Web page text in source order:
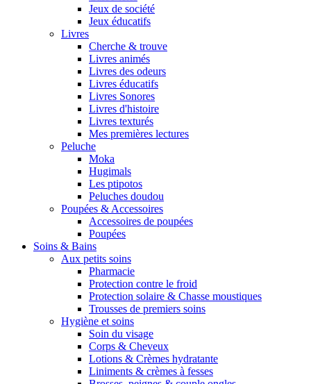
Jeux de société
Jeux éducatifs
Livres
Cherche & trouve
Livres animés
Livres des odeurs
Livres éducatifs
Livres Sonores
Livres d'histoire
Livres texturés
Mes premières lectures
Peluche
Moka
Hugimals
Les ptipotos
Peluches doudou
Poupées & Accessoires
Accessoires de poupées
Poupées
Soins & Bains
Aux petits soins
Pharmacie
Protection contre le froid
Protection solaire & Chasse moustiques
Trousses de premiers soins
Hygiène et soins
Soin du visage
Corps & Cheveux
Lotions & Crèmes hydratante
Liniments & crèmes à fesses